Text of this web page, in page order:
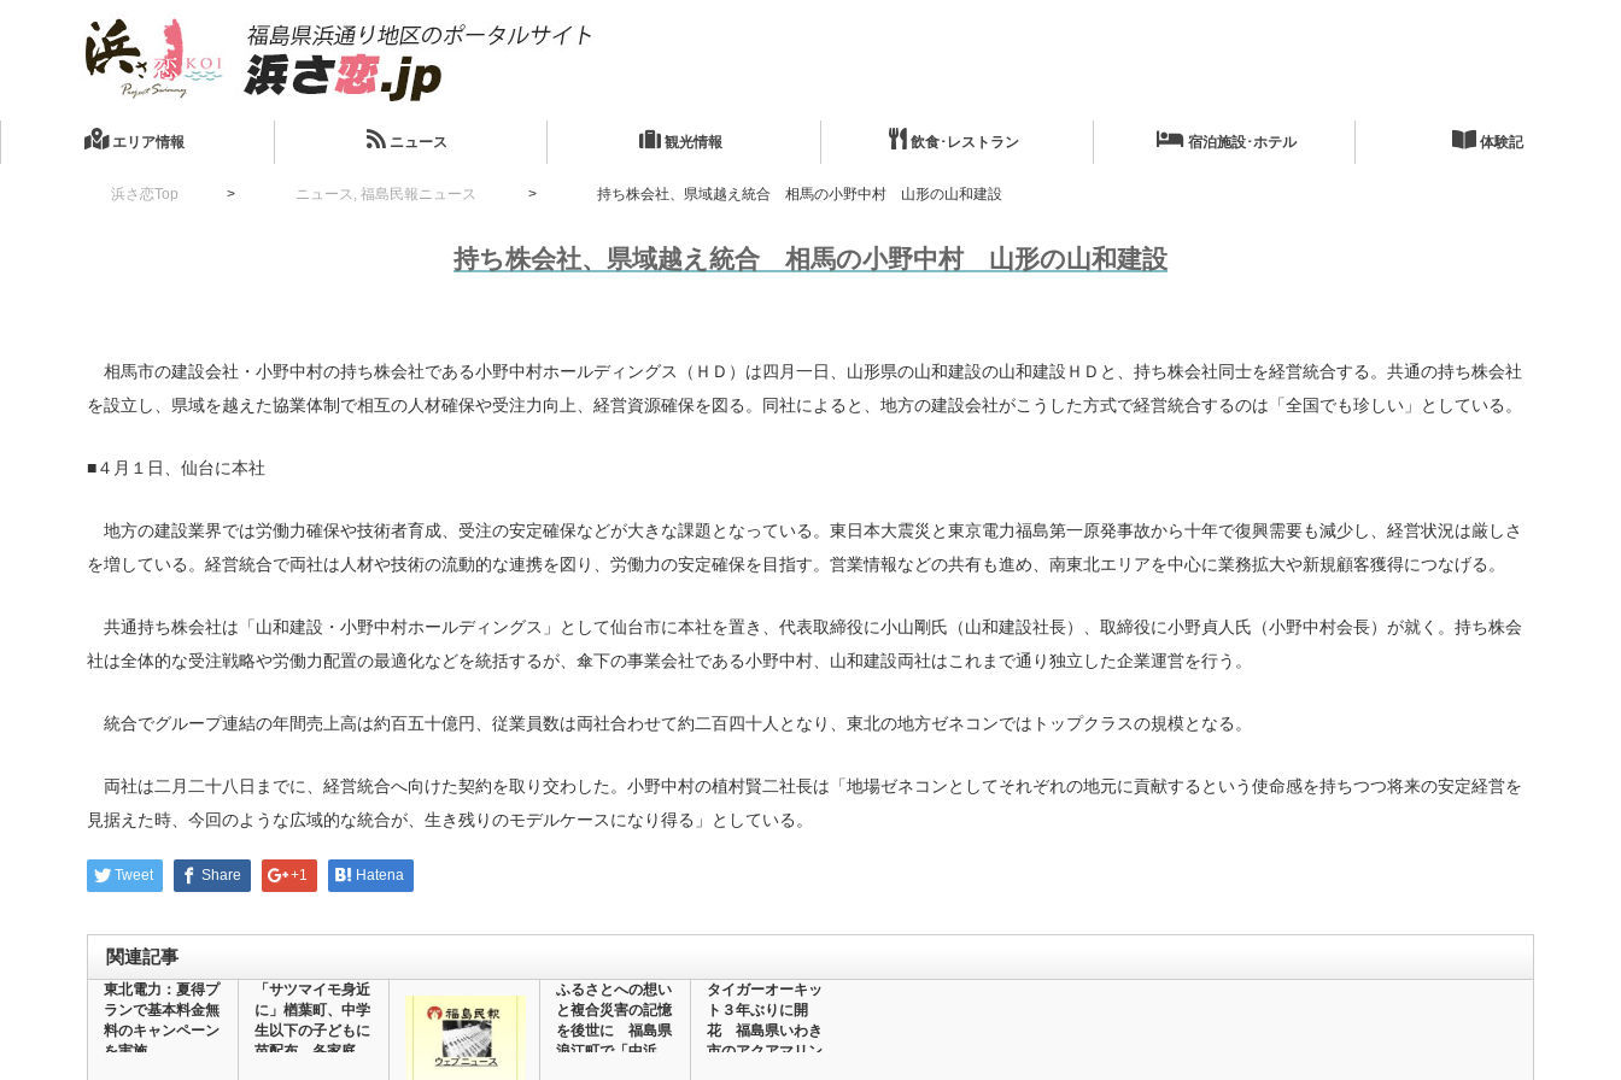
エリア情報 ニュース 観光情報 飲食･レストラン 宿泊施設･ホテル 体験記
浜さ恋Top ニュース , 福島民報ニュース 持ち株会社、県域越え統合 相馬の小野中村 山形の山和建設
持ち株会社、県域越え統合 相馬の小野中村 山形の山和建設
相馬市の建設会社・小野中村の持ち株会社である小野中村ホールディングス（ＨＤ）は四月一日、山形県の山和建設の山和建設ＨＤと、持ち株会社同士を経営統合する。共通の持ち株会社
を設立し、県域を越えた協業体制で相互の人材確保や受注力向上、経営資源確保を図る。同社によると、地方の建設会社がこうした方式で経営統合するのは「全国でも珍しい」としている。
■４月１日、仙台に本社
地方の建設業界では労働力確保や技術者育成、受注の安定確保などが大きな課題となっている。東日本大震災と東京電力福島第一原発事故から十年で復興需要も減少し、経営状況は厳しさ
を増している。経営統合で両社は人材や技術の流動的な連携を図り、労働力の安定確保を目指す。営業情報などの共有も進め、南東北エリアを中心に業務拡大や新規顧客獲得につなげる。
共通持ち株会社は「山和建設・小野中村ホールディングス」として仙台市に本社を置き、代表取締役に小山剛氏（山和建設社長）、取締役に小野貞人氏（小野中村会長）が就く。持ち株会
社は全体的な受注戦略や労働力配置の最適化などを統括するが、傘下の事業会社である小野中村、山和建設両社はこれまで通り独立した企業運営を行う。
統合でグループ連結の年間売上高は約百五十億円、従業員数は両社合わせて約二百四十人となり、東北の地方ゼネコンではトップクラスの規模となる。
両社は二月二十八日までに、経営統合へ向けた契約を取り交わした。小野中村の植村賢二社長は「地場ゼネコンとしてそれぞれの地元に貢献するという使命感を持ちつつ将来の安定経営を
見据えた時、今回のような広域的な統合が、生き残りのモデルケースになり得る」としている。
Tweet Share +1 Hatena
関連記事
東北電力：夏得プ
ランで基本料金無
料のキャンペーン
を実施
「サツマイモ身近
に」楢葉町、中学
生以下の子どもに
苗配布 各家庭
ふるさとへの想い
と複合災害の記憶
を後世に 福島県
浪江町で「中浜
タイガーオーキッ
ト３年ぶりに開
花 福島県いわき
市のアクアマリン